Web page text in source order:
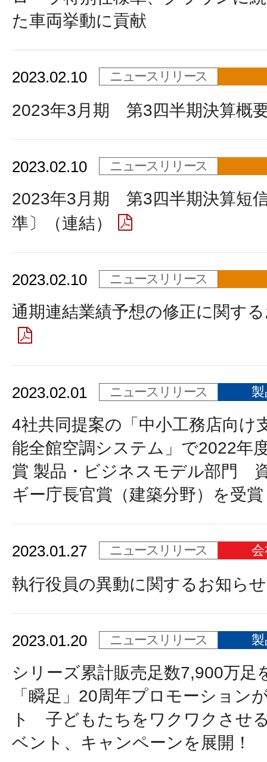
た車両挙動に貢献
2023.02.10 ニュースリリース
2023年3月期 第3四半期決算概
2023.02.10 ニュースリリース
2023年3月期 第3四半期決算短
準〕（連結）
2023.02.10 ニュースリリース
通期連結業績予想の修正に関す
2023.02.01 ニュースリリース
4社共同提案の「中小工務店向け
能全館空調システム」で2022年
賞 製品・ビジネスモデル部門
ギー庁長官賞（建築分野）を受賞
2023.01.27 ニュースリリース
執行役員の異動に関するお知らせ
2023.01.20 ニュースリリース
シリーズ累計販売足数7,900万
「瞬足」20周年プロモーション
ト 子どもたちをワクワクさせ
ベント、キャンペーンを展開！